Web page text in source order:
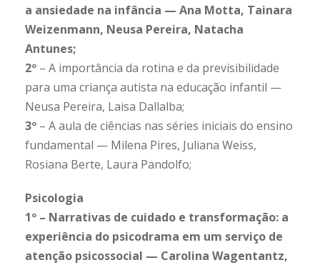
a ansiedade na infância — Ana Motta, Tainara
Weizenmann, Neusa Pereira, Natacha
Antunes;
2º – A importância da rotina e da previsibilidade
para uma criança autista na educação infantil —
Neusa Pereira, Laisa Dallalba;
3º – A aula de ciências nas séries iniciais do ensino
fundamental — Milena Pires, Juliana Weiss,
Rosiana Berte, Laura Pandolfo;
Psicologia
1º – Narrativas de cuidado e transformação: a
experiência do psicodrama em um serviço de
atenção psicossocial — Carolina Wagentantz,